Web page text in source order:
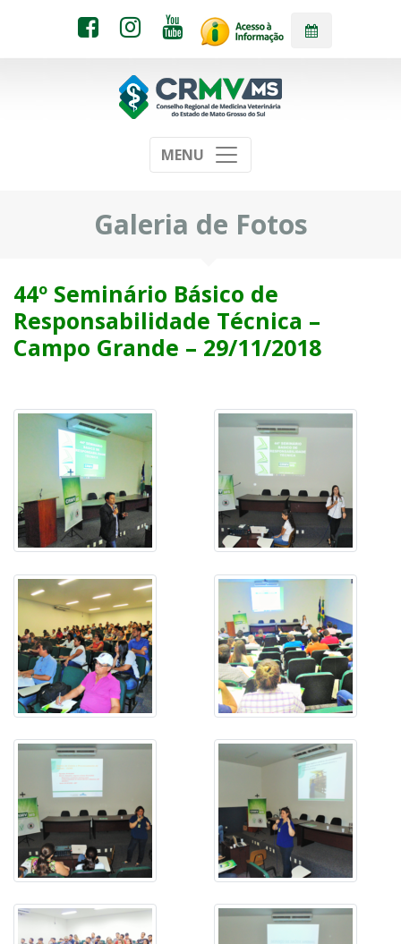
MENU
Galeria de Fotos
44º Seminário Básico de
Responsabilidade Técnica –
Campo Grande – 29/11/2018